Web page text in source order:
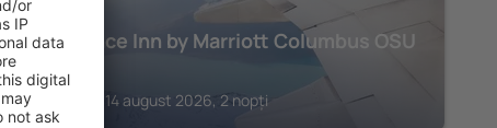
Residence Inn by Marriott Columbus OSU
346 €
Columbus, 14 august 2026, 2 nopți